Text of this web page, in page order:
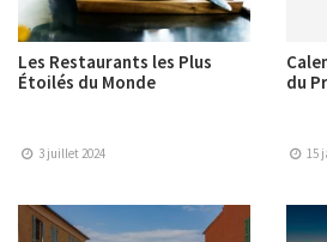
Les Restaurants les Plus
Étoilés du Monde
3 juillet 2024
du
15